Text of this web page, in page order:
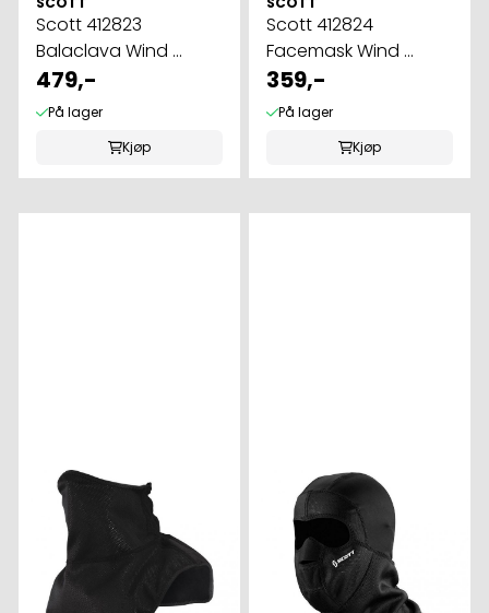
Scott 412823
Balaclava Wind ...
479,-
På lager
Kjøp
Scott 412824
Facemask Wind ...
359,-
På lager
Kjøp